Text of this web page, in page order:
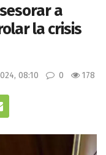
a
la crisis
08:10 0 178